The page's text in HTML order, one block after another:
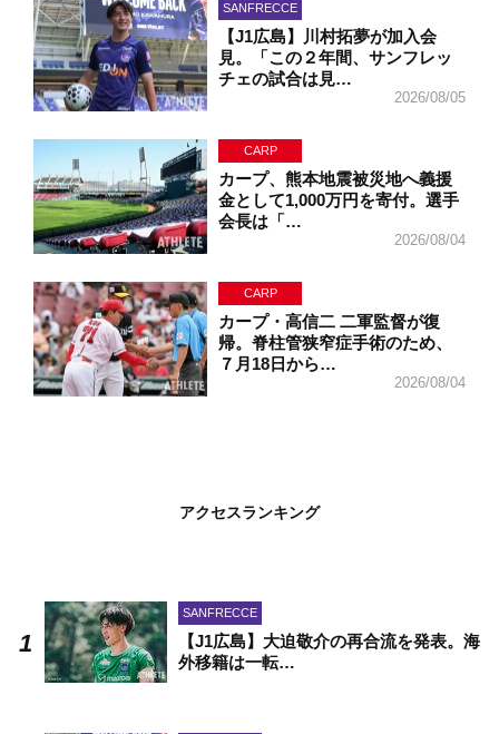
SANFRECCE
【J1広島】川村拓夢が加入会
見。「この２年間、サンフレッ
チェの試合は見…
2026/08/05
CARP
カープ、熊本地震被災地へ義援
金として1,000万円を寄付。選手
会長は「…
2026/08/04
CARP
カープ・高信二 二軍監督が復
帰。脊柱管狭窄症手術のため、
７月18日から…
2026/08/04
アクセスランキング
SANFRECCE
【J1広島】大迫敬介の再合流を発表。海
外移籍は一転…